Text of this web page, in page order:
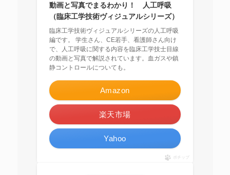
動画と写真でまるわかり！ 人工呼吸
（臨床工学技術ヴィジュアルシリーズ）
臨床工学技術ヴィジュアルシリーズの人工呼吸
編です。 学生さん、CE若手、看護師さん向け
で、人工呼吸に関する内容を臨床工学技士目線
の動画と写真で解説されています。血ガスや鎮
静コントロールについても。
Amazon
楽天市場
Yahoo
ポチップ